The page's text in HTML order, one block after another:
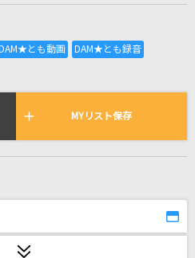
りれき
われている曲の一覧
MYリスト保存